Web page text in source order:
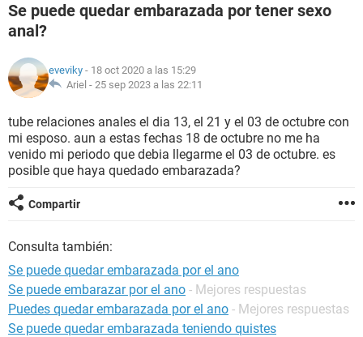
FAMILIA
NUTRICIÓN
SEXUALIDAD
Se puede quedar embarazada por tener sexo
anal?
eveviky - 18 oct 2020 a las 15:29
Ariel - 25 sep 2023 a las 22:11
tube relaciones anales el dia 13, el 21 y el 03 de octubre con
mi esposo. aun a estas fechas 18 de octubre no me ha
venido mi periodo que debia llegarme el 03 de octubre. es
posible que haya quedado embarazada?
Compartir
Consulta también:
Se puede quedar embarazada por el ano
Se puede embarazar por el ano - Mejores respuestas
Puedes quedar embarazada por el ano - Mejores respuestas
Se puede quedar embarazada teniendo quistes